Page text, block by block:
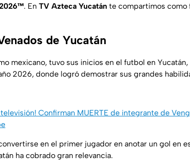
. En TV Azteca Yucatán te compartimos como
de Yucatán
mexicano, tuvo sus inicios en el futbol en
2026, donde logró demostrar sus grandes
televisión! Confirman MUERTE de integrante de
en el primer jugador en anotar un gol en
ha cobrado gran relevancia.